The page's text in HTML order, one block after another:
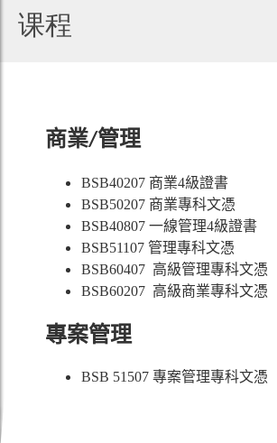
课程
商業/管理
BSB40207 商業4級證書
BSB50207 商業專科文憑
BSB40807 一線管理4級證書
BSB51107 管理專科文憑
BSB60407 高級管理專科文憑
BSB60207 高級商業專科文憑
專案管理
BSB 51507 專案管理專科文憑